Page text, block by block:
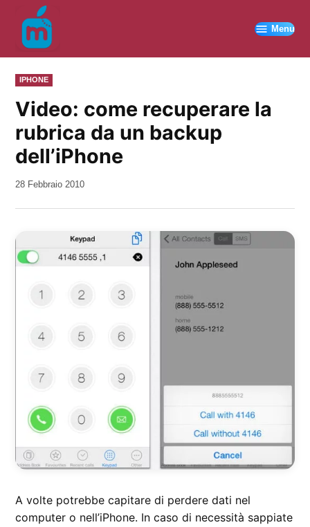
contenuto
Menu
PUBBLICATO
IN
IPHONE
Video: come recuperare la
rubrica da un backup
dell’iPhone
da
28 Febbraio 2010
A volte potrebbe capitare di perdere dati nel
computer o nell’iPhone. In caso di necessità sappiate